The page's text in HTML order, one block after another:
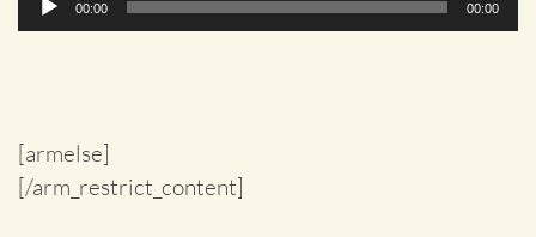
00:00 00:00
[armelse]
[/arm_restrict_content]